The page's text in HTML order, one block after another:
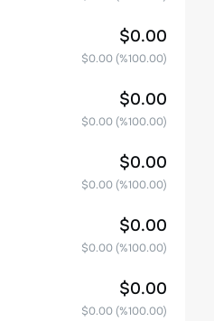
$0.00
$0.00(%100.00)
$0.00
$0.00(%100.00)
$0.00
$0.00(%100.00)
$0.00
$0.00(%100.00)
$0.00
$0.00(%100.00)